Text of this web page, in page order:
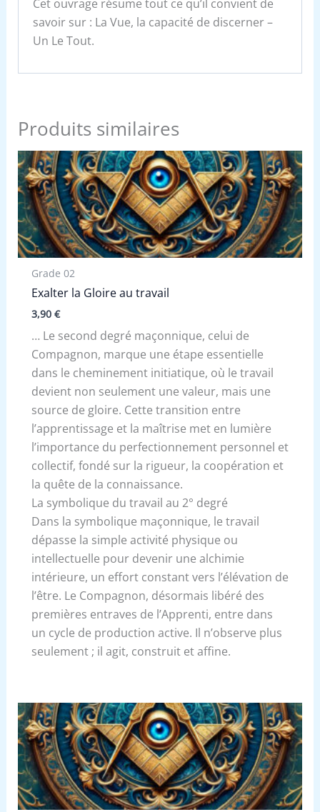
Cet ouvrage résume tout ce qu’il convient de
savoir sur : La Vue, la capacité de discerner –
Un Le Tout.
Produits similaires
Grade 02
Exalter la Gloire au travail
3,90 €
… Le second degré maçonnique, celui de
Compagnon, marque une étape essentielle
dans le cheminement initiatique, où le travail
devient non seulement une valeur, mais une
source de gloire. Cette transition entre
l’apprentissage et la maîtrise met en lumière
l’importance du perfectionnement personnel et
collectif, fondé sur la rigueur, la coopération et
la quête de la connaissance.
La symbolique du travail au 2° degré
Dans la symbolique maçonnique, le travail
dépasse la simple activité physique ou
intellectuelle pour devenir une alchimie
intérieure, un effort constant vers l’élévation de
l’être. Le Compagnon, désormais libéré des
premières entraves de l’Apprenti, entre dans
un cycle de production active. Il n’observe plus
seulement ; il agit, construit et affine.